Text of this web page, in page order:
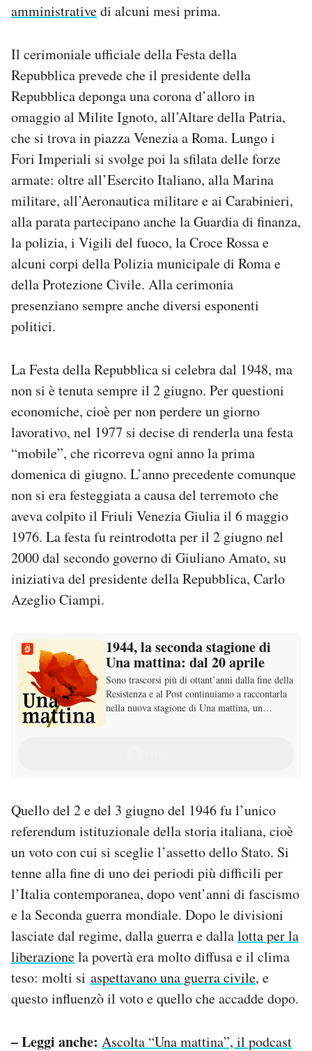
amministrativedi alcuni mesi prima.
Il cerimoniale ufficiale della Festa della
Repubblica prevede che il presidente della
Repubblica deponga una corona d’alloro in
omaggio al Milite Ignoto, all’Altare della Patria,
che si trova in piazza Venezia a Roma. Lungo i
Fori Imperiali si svolge poi la sfilata delle forze
armate: oltre all’Esercito Italiano, alla Marina
militare, all’Aeronautica militare e ai Carabinieri,
alla parata partecipano anche la Guardia di finanza,
la polizia, i Vigili del fuoco, la Croce Rossa e
alcuni corpi della Polizia municipale di Roma e
della Protezione Civile. Alla cerimonia
presenziano sempre anche diversi esponenti
politici.
La Festa della Repubblica si celebra dal 1948, ma
non si è tenuta sempre il 2 giugno. Per questioni
economiche, cioè per non perdere un giorno
lavorativo, nel 1977 si decise di renderla una festa
“mobile”, che ricorreva ogni anno la prima
domenica di giugno. L’anno precedente comunque
non si era festeggiata a causa del terremoto che
aveva colpito il Friuli Venezia Giulia il 6 maggio
1976. La festa fu reintrodotta per il 2 giugno nel
2000 dal secondo governo di Giuliano Amato, su
iniziativa del presidente della Repubblica, Carlo
Azeglio Ciampi.
1944, la seconda stagione di
Una mattina: dal 20 aprile
Sono trascorsi più di ottant’anni dalla fine della
Resistenza e al Post continuiamo a raccontarla
nella nuova stagione di Una mattina, un
Quello del 2 e del 3 giugno del 1946 fu l’unico
referendum istituzionale della storia italiana, cioè
un voto con cui si sceglie l’assetto dello Stato. Si
tenne alla fine di uno dei periodi più difficili per
l’Italia contemporanea, dopo vent’anni di fascismo
e la Seconda guerra mondiale. Dopo le divisioni
lasciate dal regime, dalla guerra e dallalotta per la
liberazionela povertà era molto diffusa e il clima
teso: molti si aspettavano una guerra civile, e
questo influenzò il voto e quello che accadde dopo.
– Leggi anche: Ascolta “Una mattina”, il podcast